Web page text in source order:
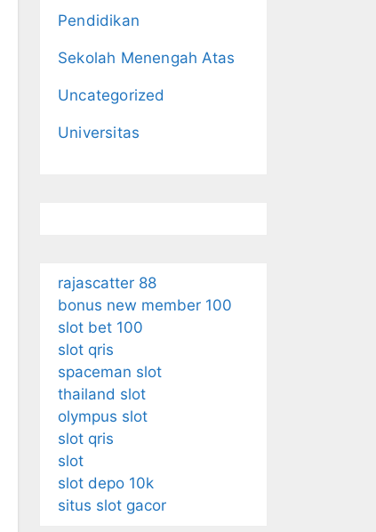
Pendidikan
Sekolah Menengah Atas
Uncategorized
Universitas
rajascatter 88
bonus new member 100
slot bet 100
slot qris
spaceman slot
thailand slot
olympus slot
slot qris
slot
slot depo 10k
situs slot gacor